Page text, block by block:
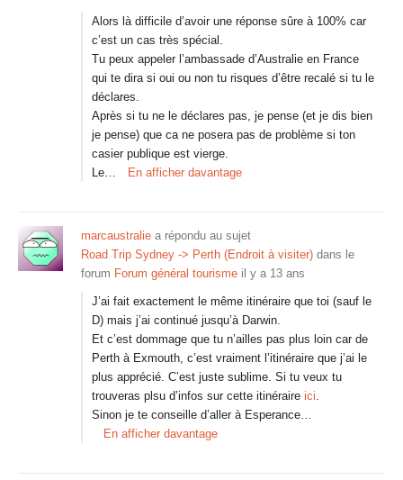
Alors là difficile d’avoir une réponse sûre à 100% car
c’est un cas très spécial.
Tu peux appeler l’ambassade d’Australie en France
qui te dira si oui ou non tu risques d’être recalé si tu le
déclares.
Après si tu ne le déclares pas, je pense (et je dis bien
je pense) que ca ne posera pas de problème si ton
casier publique est vierge.
Le…
En afficher davantage
marcaustralie a répondu au sujet
Road Trip Sydney -> Perth (Endroit à visiter) dans le
forum Forum général tourisme il y a 13 ans
J’ai fait exactement le même itinéraire que toi (sauf le
D) mais j’ai continué jusqu’à Darwin.
Et c’est dommage que tu n’ailles pas plus loin car de
Perth à Exmouth, c’est vraiment l’itinéraire que j’ai le
plus apprécié. C’est juste sublime. Si tu veux tu
trouveras plsu d’infos sur cette itinéraire ici.
Sinon je te conseille d’aller à Esperance…
En afficher davantage